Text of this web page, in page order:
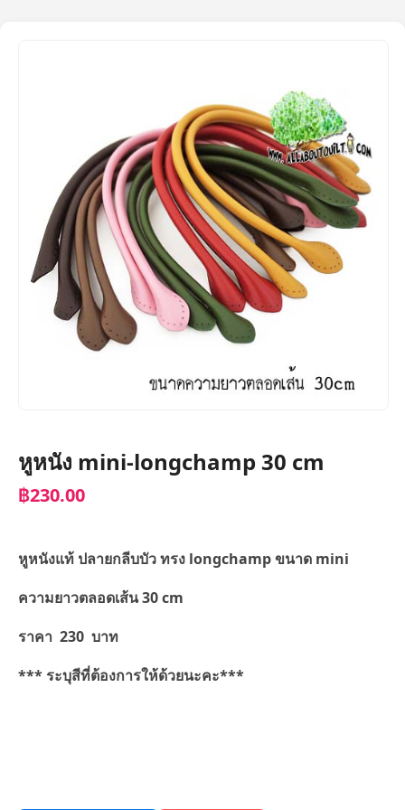
หูหนัง mini-longchamp 30 cm
฿230.00
หูหนังแท้ ปลายกลีบบัว ทรง longchamp ขนาด mini
ความยาวตลอดเส้น 30 cm
ราคา 230 บาท
*** ระบุสีที่ต้องการให้ด้วยนะคะ***